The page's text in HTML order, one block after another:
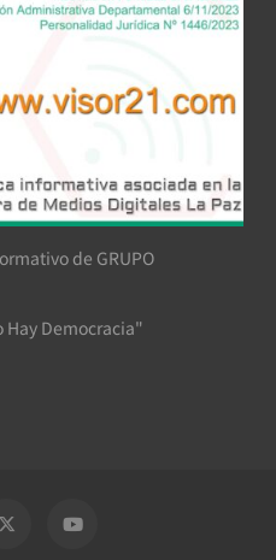
de GRUPO
Hay Democracia"